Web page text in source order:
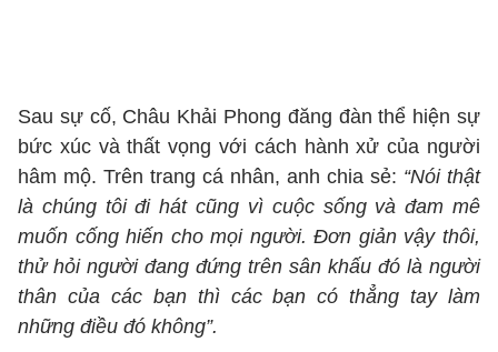
Sau sự cố, Châu Khải Phong đăng đàn thể hiện sự
bức xúc và thất vọng với cách hành xử của người
hâm mộ. Trên trang cá nhân, anh chia sẻ: “Nói thật
là chúng tôi đi hát cũng vì cuộc sống và đam mê
muốn cống hiến cho mọi người. Đơn giản vậy thôi,
thử hỏi người đang đứng trên sân khấu đó là người
thân của các bạn thì các bạn có thẳng tay làm
những điều đó không”.